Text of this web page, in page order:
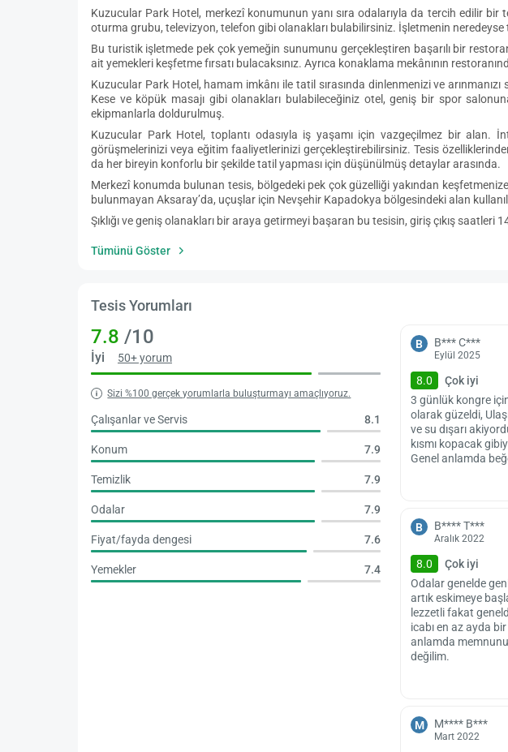
Kuzucular Park Hotel, merkezî konumunun yanı sıra odalarıyla da tercih edilir
oturma grubu, televizyon, telefon gibi olanakları bulabilirsiniz. İşletmenin
Bu turistik işletmede pek çok yemeğin sunumunu gerçekleştiren başarılı bir
ait yemekleri keşfetme fırsatı bulacaksınız. Ayrıca konaklama mekânının
Kuzucular Park Hotel, hamam imkânı ile tatil sırasında dinlenmenizi ve
Kese ve köpük masajı gibi olanakları bulabileceğiniz otel, geniş bir spor
ekipmanlarla doldurulmuş.
Kuzucular Park Hotel, toplantı odasıyla iş yaşamı için vazgeçilmez bir alan.
görüşmelerinizi veya eğitim faaliyetlerinizi gerçekleştirebilirsiniz. Tesis
da her bireyin konforlu bir şekilde tatil yapması için düşünülmüş detaylar arasında.
Merkezî konumda bulunan tesis, bölgedeki pek çok güzelliği yakından
bulunmayan Aksaray’da, uçuşlar için Nevşehir Kapadokya bölgesindeki alan
Şıklığı ve geniş olanakları bir araya getirmeyi başaran bu tesisin, giriş çıkış
Tümünü Göster
Tesis Yorumları
7.8 /10
İyi 50+ yorum
Sizi %100 gerçek yorumlarla buluşturmayı amaçlıyoruz.
Çalışanlar ve Servis 8.1
Konum 7.9
Temizlik 7.9
Odalar 7.9
Fiyat/fayda dengesi 7.6
Yemekler 7.4
B B*** C***
Eylül 2025
8.0
Çok iyi
3 günlük kongre
olarak güzeldi,
ve su dışarı
kısmı kopacak
Genel anlamda
B B**** T***
Aralık 2022
8.0
Çok iyi
Odalar genelde
artık eskimeye
lezzetli fakat
icabı en az ayda
anlamda
değilim.
M M**** B***
Mart 2022